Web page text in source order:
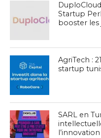
Startup
booster les
AgriTech :
startup
SARL en
l’innovation